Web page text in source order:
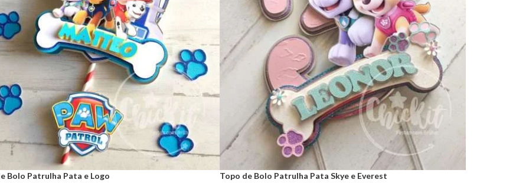
Bolo Patrulha Pata e Logo Topo de Bolo Patrulha Pata Skye e Everest